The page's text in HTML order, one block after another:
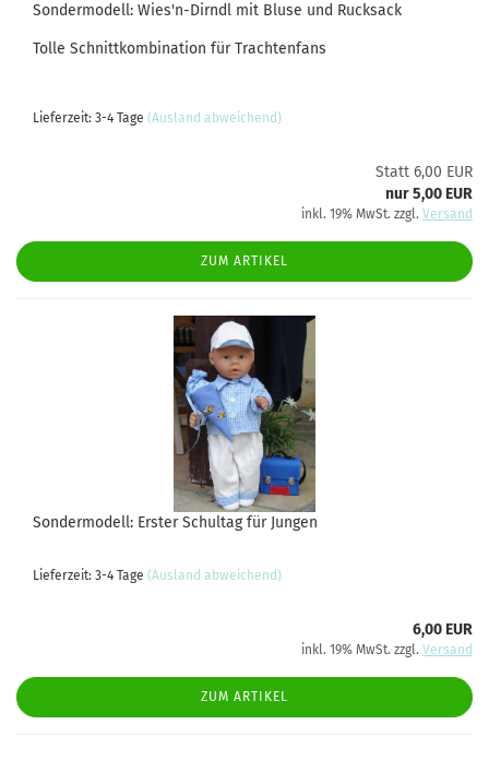
Sondermodell: Wies'n-Dirndl mit Bluse und Rucksack
Tolle Schnittkombination für Trachtenfans
Lieferzeit: 3-4 Tage (Ausland abweichend)
Statt 6,00 EUR
nur 5,00 EUR
inkl. 19% MwSt. zzgl. Versand
ZUM ARTIKEL
Sondermodell: Erster Schultag für Jungen
Lieferzeit: 3-4 Tage (Ausland abweichend)
6,00 EUR
inkl. 19% MwSt. zzgl. Versand
ZUM ARTIKEL